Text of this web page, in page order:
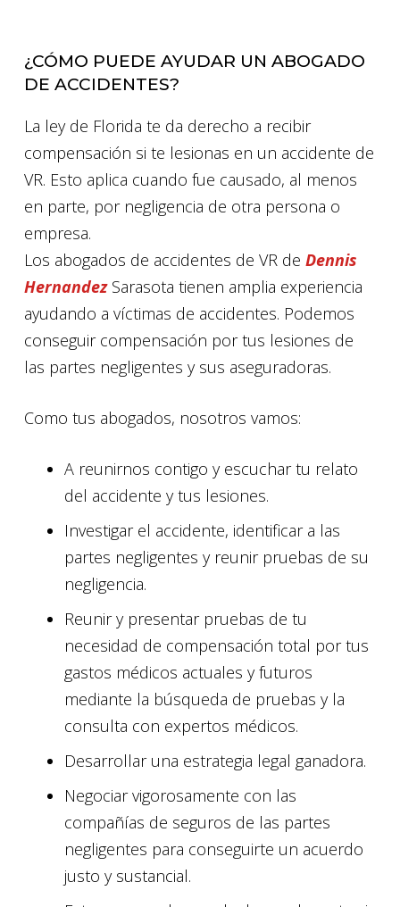
¿CÓMO PUEDE AYUDAR UN ABOGADO
DE ACCIDENTES?
La ley de Florida te da derecho a recibir
compensación si te lesionas en un accidente de
VR. Esto aplica cuando fue causado, al menos
en parte, por negligencia de otra persona o
empresa.
Los abogados de accidentes de VR de Dennis
HernandezSarasota tienen amplia experiencia
ayudando a víctimas de accidentes. Podemos
conseguir compensación por tus lesiones de
las partes negligentes y sus aseguradoras.
Como tus abogados, nosotros vamos:
A reunirnos contigo y escuchar tu relato
del accidente y tus lesiones.
Investigar el accidente, identificar a las
partes negligentes y reunir pruebas de su
negligencia.
Reunir y presentar pruebas de tu
necesidad de compensación total por tus
gastos médicos actuales y futuros
mediante la búsqueda de pruebas y la
consulta con expertos médicos.
Desarrollar una estrategia legal ganadora.
Negociar vigorosamente con las
compañías de seguros de las partes
negligentes para conseguirte un acuerdo
justo y sustancial.